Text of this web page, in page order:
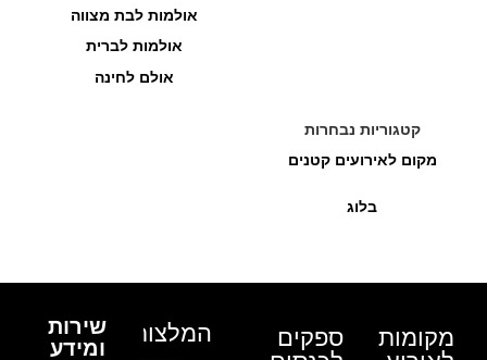
אולמות לבת מצווה
אולמות לברית
אולם לחינה
קטגוריות נבחרות
מקום לאירועים קטנים
בלוג
מקומות
ספקים
המלצות
שירות
ומידע